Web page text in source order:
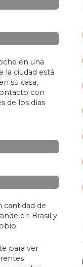
en una
la ciudad está
su casa,
con
de los días
cantidad de
en Brasil y
para ver